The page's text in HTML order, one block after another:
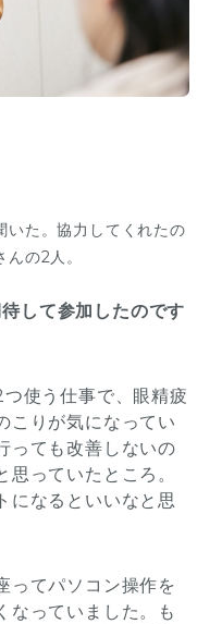
いた。協力してくれたの
の2人。
して参加したのです
使う仕事で、眼精疲
こりが気になってい
っても改善しないの
っていたところ。
になるといいなと思
ってパソコン操作を
なっていました。も